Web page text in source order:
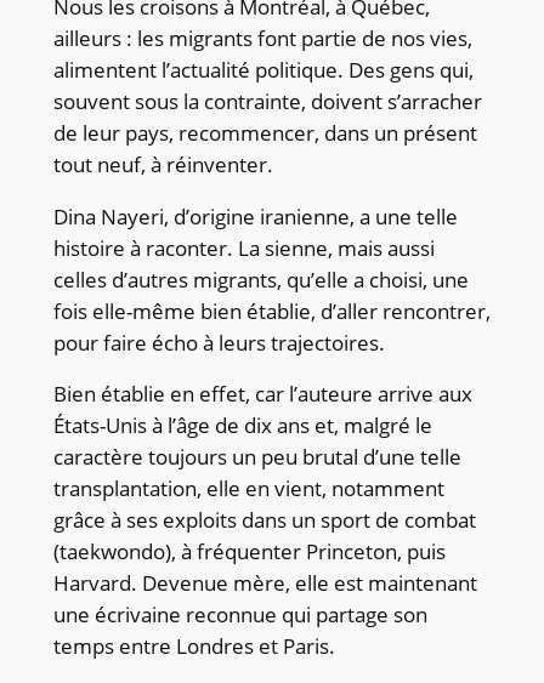
Nous les croisons à Montréal, à Québec,
ailleurs : les migrants font partie de nos vies,
alimentent l’actualité politique. Des gens qui,
souvent sous la contrainte, doivent s’arracher
de leur pays, recommencer, dans un présent
tout neuf, à réinventer.
Dina Nayeri, d’origine iranienne, a une telle
histoire à raconter. La sienne, mais aussi
celles d’autres migrants, qu’elle a choisi, une
fois elle-même bien établie, d’aller rencontrer,
pour faire écho à leurs trajectoires.
Bien établie en effet, car l’auteure arrive aux
États-Unis à l’âge de dix ans et, malgré le
caractère toujours un peu brutal d’une telle
transplantation, elle en vient, notamment
grâce à ses exploits dans un sport de combat
(taekwondo), à fréquenter Princeton, puis
Harvard. Devenue mère, elle est maintenant
une écrivaine reconnue qui partage son
temps entre Londres et Paris.